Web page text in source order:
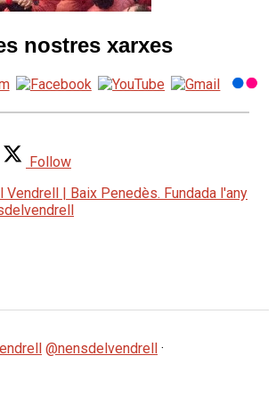
nostres xarxes
Follow
| Baix Penedès. Fundada l'any
@nensdelvendrell ·